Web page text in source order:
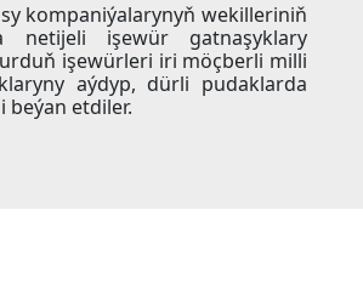
kompaniýalarynyň wekilleriniň
netijeli işewür gatnaşyklary
işewürleri iri möçberli milli
aýdyp, dürli pudaklarda
beýan etdiler.